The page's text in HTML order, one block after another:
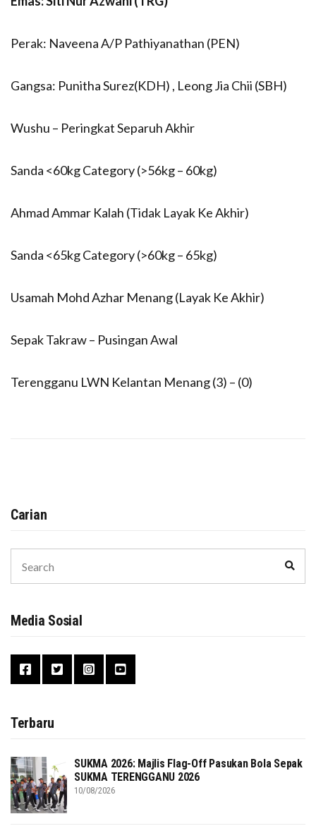
Perak: Naveena A/P Pathiyanathan (PEN)
Gangsa: Punitha Surez(KDH) , Leong Jia Chii (SBH)
Wushu – Peringkat Separuh Akhir
Sanda <60kg Category (>56kg – 60kg)
Ahmad Ammar Kalah (Tidak Layak Ke Akhir)
Sanda <65kg Category (>60kg – 65kg)
Usamah Mohd Azhar Menang (Layak Ke Akhir)
Sepak Takraw – Pusingan Awal
Terengganu LWN Kelantan Menang (3) – (0)
Carian
for:
Media Sosial
Terbaru
SUKMA 2026: Majlis Flag-Off Pasukan Bola Sepak
SUKMA TERENGGANU 2026
10/08/2026